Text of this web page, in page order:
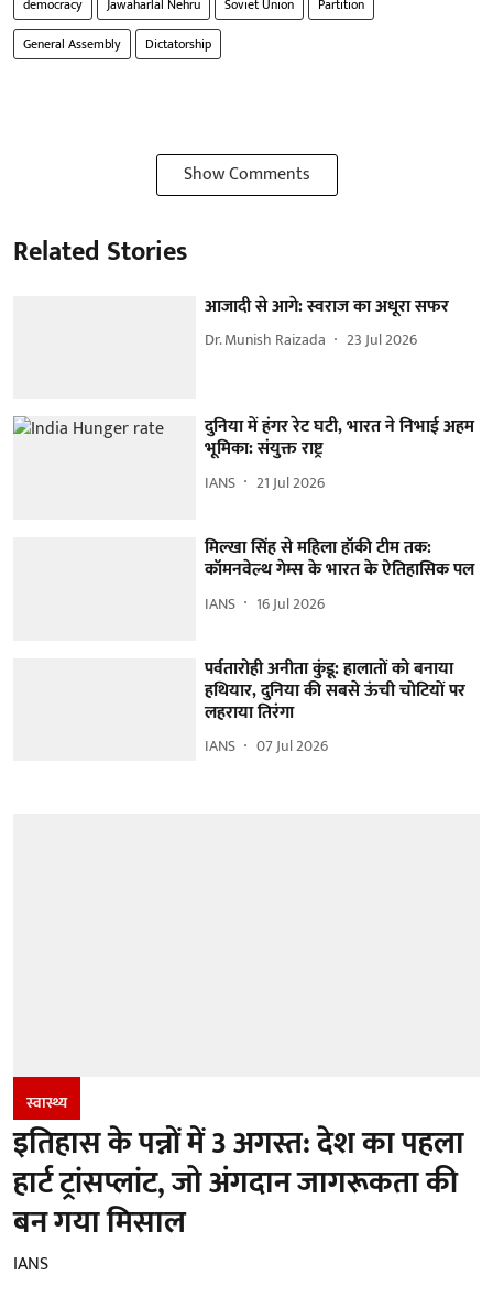
General Assembly
Dictatorship
Show Comments
Related Stories
आजादी से आगे: स्वराज का अधूरा सफर
Dr. Munish Raizada 23 Jul 2026
दुनिया में हंगर रेट घटी, भारत ने निभाई अहम
भूमिका: संयुक्त राष्ट्र
IANS 21 Jul 2026
मिल्खा सिंह से महिला हॉकी टीम तक:
कॉमनवेल्थ गेम्स के भारत के ऐतिहासिक पल
IANS 16 Jul 2026
पर्वतारोही अनीता कुंडू: हालातों को बनाया
हथियार, दुनिया की सबसे ऊंची चोटियों पर
लहराया तिरंगा
IANS 07 Jul 2026
स्वास्थ्य
इतिहास के पन्नों में 3 अगस्त: देश का पहला
हार्ट ट्रांसप्लांट​, जो अंगदान जागरूकता की
बन गया मिसाल
IANS